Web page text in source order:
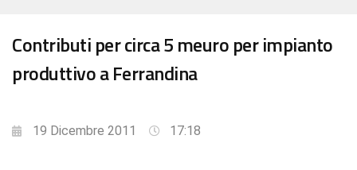
Contributi per circa 5 meuro per impianto
produttivo a Ferrandina
19 Dicembre 2011 17:18